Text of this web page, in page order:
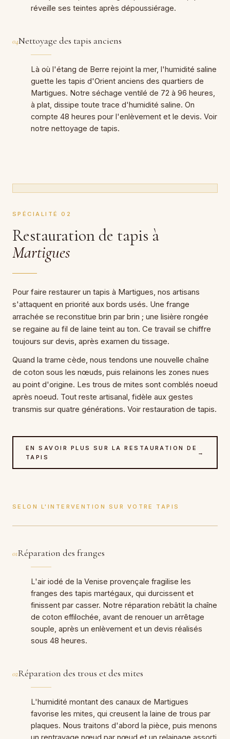
réveille ses teintes après dépoussiérage.
04Nettoyage des tapis anciens
Là où l'étang de Berre rejoint la mer, l'humidité saline
guette les tapis d'Orient anciens des quartiers de
Martigues. Notre séchage ventilé de 72 à 96 heures,
à plat, dissipe toute trace d'humidité saline. On
compte 48 heures pour l'enlèvement et le devis. Voir
notre nettoyage de tapis.
SPÉCIALITÉ 02
Restauration de tapis à
Martigues
Pour faire restaurer un tapis à Martigues, nos artisans
s'attaquent en priorité aux bords usés. Une frange
arrachée se reconstitue brin par brin ; une lisière rongée
se regaine au fil de laine teint au ton. Ce travail se chiffre
toujours sur devis, après examen du tissage.
Quand la trame cède, nous tendons une nouvelle chaîne
de coton sous les nœuds, puis relainons les zones nues
au point d'origine. Les trous de mites sont comblés noeud
après noeud. Tout reste artisanal, fidèle aux gestes
transmis sur quatre générations. Voir restauration de tapis.
EN SAVOIR PLUS SUR LA RESTAURATION DE
TAPIS
→
SELON L'INTERVENTION SUR VOTRE TAPIS
01Réparation des franges
L'air iodé de la Venise provençale fragilise les
franges des tapis martégaux, qui durcissent et
finissent par casser. Notre réparation rebâtit la chaîne
de coton effilochée, avant de renouer un arrêtage
souple, après un enlèvement et un devis réalisés
sous 48 heures.
02Réparation des trous et des mites
L'humidité montant des canaux de Martigues
favorise les mites, qui creusent la laine de trous par
plaques. Nous traitons d'abord la pièce, puis menons
un rentrayage nœud par nœud et un relainage assorti